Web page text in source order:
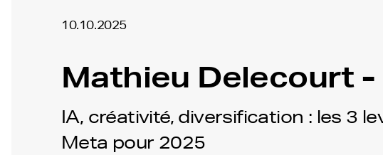
10.10.2025
Mathieu Delecourt -
IA, créativité, diversification : les 3
Meta pour 2025